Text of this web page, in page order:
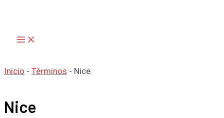
Inicio - Términos - Nice
Nice